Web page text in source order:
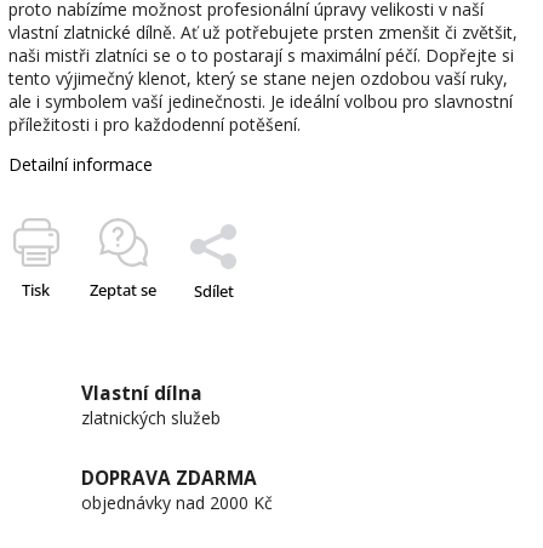
proto nabízíme možnost profesionální úpravy velikosti v naší
vlastní zlatnické dílně. Ať už potřebujete prsten zmenšit či zvětšit,
naši mistři zlatníci se o to postarají s maximální péčí. Dopřejte si
tento výjimečný klenot, který se stane nejen ozdobou vaší ruky,
ale i symbolem vaší jedinečnosti. Je ideální volbou pro slavnostní
příležitosti i pro každodenní potěšení.
Detailní informace
Tisk Zeptat se Sdílet
Vlastní dílna
zlatnických služeb
DOPRAVA ZDARMA
objednávky nad 2000 Kč